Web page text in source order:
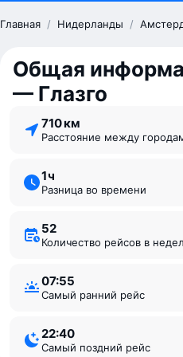
Главная / Нидерланды /
Общая
— Глазго
710 км
Расстояние между
1 ⁠ч
Разница во времени
52
Количество рейсов в
07:55
Самый ранний рейс
22:40
Самый поздний рейс